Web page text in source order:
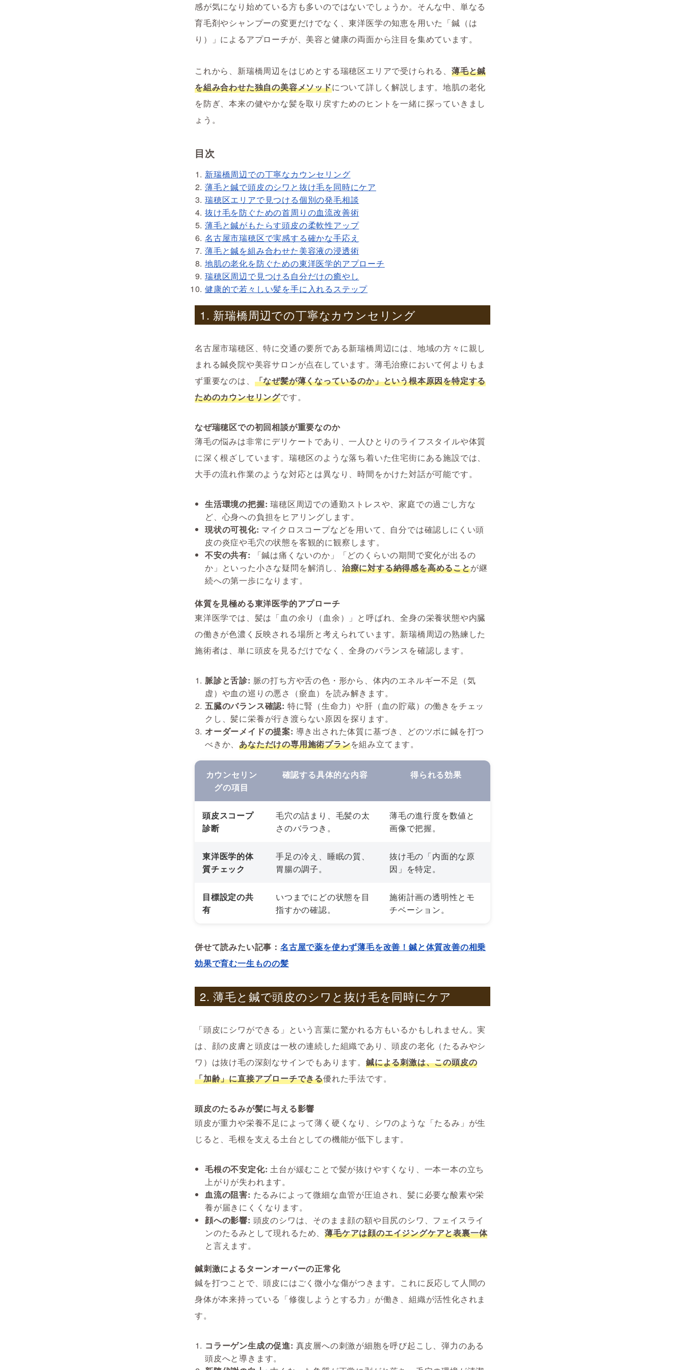
感が気になり始めている方も多いのではないでしょうか。そんな中、単なる
育毛剤やシャンプーの変更だけでなく、東洋医学の知恵を用いた「鍼（は
り）」によるアプローチが、美容と健康の両面から注目を集めています。
これから、新瑞橋周辺をはじめとする瑞穂区エリアで受けられる、 薄毛と鍼
を組み合わせた独自の美容メソッドについて詳しく解説します。地肌の老化
を防ぎ、本来の健やかな髪を取り戻すためのヒントを一緒に探っていきまし
ょう。
目次
新瑞橋周辺での丁寧なカウンセリング
薄毛と鍼で頭皮のシワと抜け毛を同時にケア
瑞穂区エリアで見つける個別の発毛相談
抜け毛を防ぐための首周りの血流改善術
薄毛と鍼がもたらす頭皮の柔軟性アップ
名古屋市瑞穂区で実感する確かな手応え
薄毛と鍼を組み合わせた美容液の浸透術
地肌の老化を防ぐための東洋医学的アプローチ
瑞穂区周辺で見つける自分だけの癒やし
健康的で若々しい髪を手に入れるステップ
1. 新瑞橋周辺での丁寧なカウンセリング
名古屋市瑞穂区、特に交通の要所である新瑞橋周辺には、地域の方々に親し
まれる鍼灸院や美容サロンが点在しています。薄毛治療において何よりもま
ず重要なのは、 「なぜ髪が薄くなっているのか」という根本原因を特定する
ためのカウンセリングです。
なぜ瑞穂区での初回相談が重要なのか
薄毛の悩みは非常にデリケートであり、一人ひとりのライフスタイルや体質
に深く根ざしています。瑞穂区のような落ち着いた住宅街にある施設では、
大手の流れ作業のような対応とは異なり、時間をかけた対話が可能です。
生活環境の把握: 瑞穂区周辺での通勤ストレスや、家庭での過ごし方な
ど、心身への負担をヒアリングします。
現状の可視化: マイクロスコープなどを用いて、自分では確認しにくい頭
皮の炎症や毛穴の状態を客観的に観察します。
不安の共有: 「鍼は痛くないのか」「どのくらいの期間で変化が出るの
か」といった小さな疑問を解消し、 治療に対する納得感を高めることが継
続への第一歩になります。
体質を見極める東洋医学的アプローチ
東洋医学では、髪は「血の余り（血余）」と呼ばれ、全身の栄養状態や内臓
の働きが色濃く反映される場所と考えられています。新瑞橋周辺の熟練した
施術者は、単に頭皮を見るだけでなく、全身のバランスを確認します。
脈診と舌診: 脈の打ち方や舌の色・形から、体内のエネルギー不足（気
虚）や血の巡りの悪さ（瘀血）を読み解きます。
五臓のバランス確認: 特に腎（生命力）や肝（血の貯蔵）の働きをチェッ
クし、髪に栄養が行き渡らない原因を探ります。
オーダーメイドの提案: 導き出された体質に基づき、どのツボに鍼を打つ
べきか、あなただけの専用施術プランを組み立てます。
カウンセリン
グの項目
確認する具体的な内容 得られる効果
頭皮スコープ
診断
毛穴の詰まり、毛髪の太
さのバラつき。
薄毛の進行度を数値と
画像で把握。
東洋医学的体
質チェック
手足の冷え、睡眠の質、
胃腸の調子。
抜け毛の「内面的な原
因」を特定。
目標設定の共
有
いつまでにどの状態を目
指すかの確認。
施術計画の透明性とモ
チベーション。
併せて読みたい記事： 名古屋で薬を使わず薄毛を改善！鍼と体質改善の相乗
効果で育む一生ものの髪
2. 薄毛と鍼で頭皮のシワと抜け毛を同時にケア
「頭皮にシワができる」という言葉に驚かれる方もいるかもしれません。実
は、顔の皮膚と頭皮は一枚の連続した組織であり、頭皮の老化（たるみやシ
ワ）は抜け毛の深刻なサインでもあります。 鍼による刺激は、この頭皮の
「加齢」に直接アプローチできる優れた手法です。
頭皮のたるみが髪に与える影響
頭皮が重力や栄養不足によって薄く硬くなり、シワのような「たるみ」が生
じると、毛根を支える土台としての機能が低下します。
毛根の不安定化: 土台が緩むことで髪が抜けやすくなり、一本一本の立ち
上がりが失われます。
血流の阻害: たるみによって微細な血管が圧迫され、髪に必要な酸素や栄
養が届きにくくなります。
顔への影響: 頭皮のシワは、そのまま顔の額や目尻のシワ、フェイスライ
ンのたるみとして現れるため、薄毛ケアは顔のエイジングケアと表裏一体
と言えます。
鍼刺激によるターンオーバーの正常化
鍼を打つことで、頭皮にはごく微小な傷がつきます。これに反応して人間の
身体が本来持っている「修復しようとする力」が働き、組織が活性化されま
す。
コラーゲン生成の促進: 真皮層への刺激が細胞を呼び起こし、弾力のある
頭皮へと導きます。